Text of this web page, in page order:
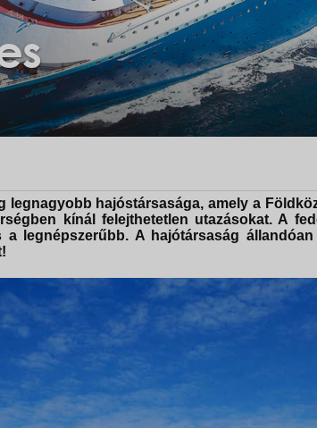
hajóstársasága, amely a
kínál felejthetetlen utazásokat. A
legnépszerűbb. A hajótársaság